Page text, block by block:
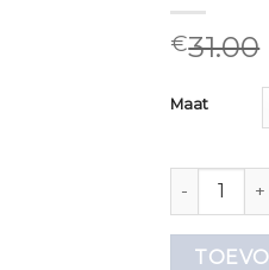
€31.00
Maat
alan red t